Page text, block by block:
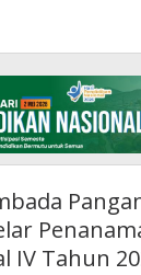
IV Tahun